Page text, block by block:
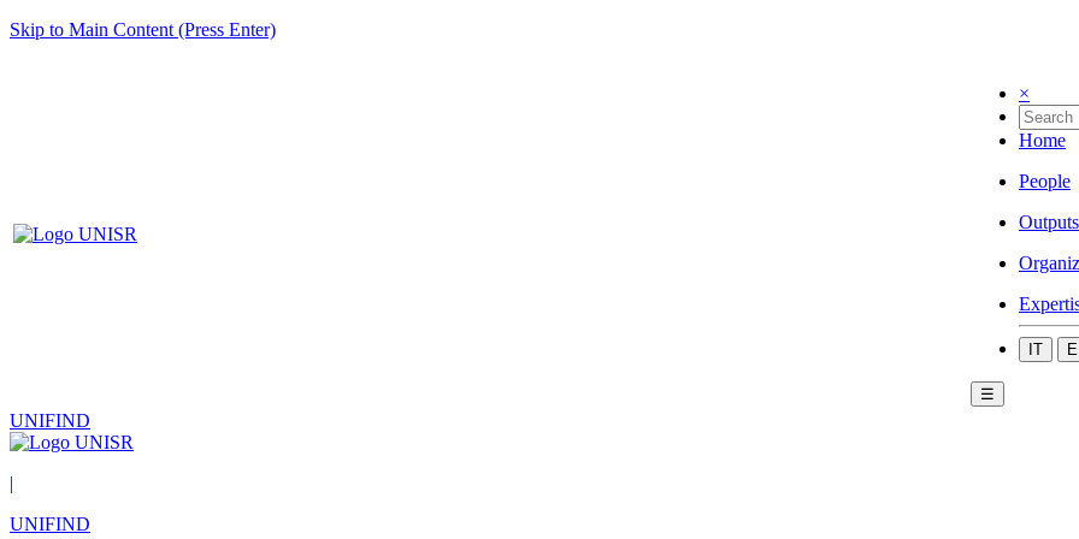
Skip to Main Content (Press Enter)
×
Home
People
Outputs
IT
☰
UNIFIND
|
UNIFIND